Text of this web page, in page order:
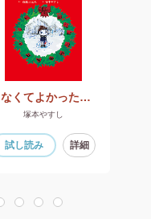
こなくてよかったサンタクロース
塚本やすし
試し読み 詳細
7 8 9 10